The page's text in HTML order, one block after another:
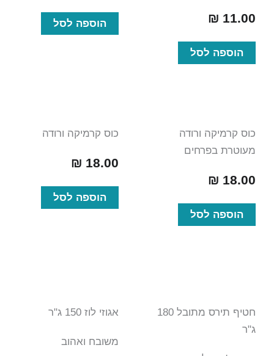
₪ 11.00
הוספה לסל
הוספה לסל
כוס קרמיקה ורודה
מעוטרת בפרחים
₪ 18.00
הוספה לסל
כוס קרמיקה ורודה
₪ 18.00
הוספה לסל
חטיף תירס מתובל 180
ג"ר
אגוזי לוז 150 ג"ר
משובח ואהוב